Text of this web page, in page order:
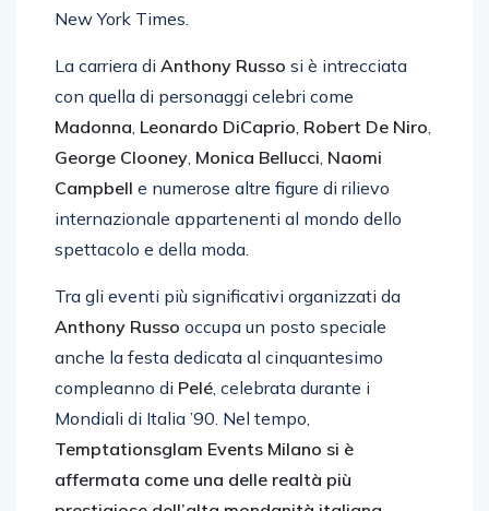
New York Times.
La carriera di Anthony Russo si è intrecciata
con quella di personaggi celebri come
Madonna Leonardo DiCaprio Robert De Niro
George Clooney Monica Bellucci Naomi
Campbell e numerose altre figure di rilievo
internazionale appartenenti al mondo dello
spettacolo e della moda.
Tra gli eventi più significativi organizzati da
Anthony Russo occupa un posto speciale
anche la festa dedicata al cinquantesimo
compleanno di Pelé , celebrata durante i
Mondiali di Italia ’90. Nel tempo,
Temptationsglam Events Milano si è
affermata come una delle realtà più